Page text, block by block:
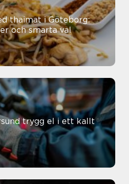
thaimat i Göteborg:
och smarta val
i ett kallt